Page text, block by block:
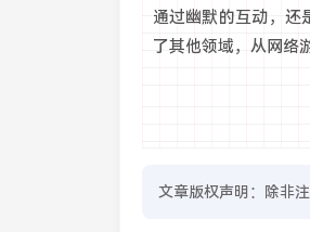
通过幽默的互动，还
了其他领域，从网络
文章版权声明：除非